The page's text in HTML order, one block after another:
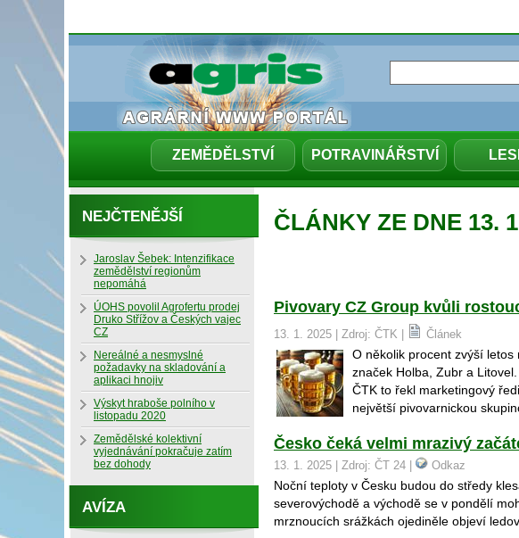
ZEMĚDĚLSTVÍ POTRAVINÁŘSTVÍ
ČLÁNKY ZE DNE 13.
Pivovary CZ Group kvůli
13. 1. 2025 | Zdroj: ČTK | Článek
O několik procent zvýší
značek Holba, Zubr a
ČTK to řekl marketingový
největší pivovarnickou
Česko čeká velmi mrazivý
13. 1. 2025 | Zdroj: ČT 24 | Odkaz
Noční teploty v Česku budou do středy
severovýchodě a východě se v pondělí
mrznoucích srážkách ojediněle objeví
NEJČTENĚJŠÍ
Jaroslav Šebek: Intenzifikace
zemědělství regionům
nepomáhá
ÚOHS povolil Agrofertu prodej
Druko Střížov a Českých vajec
CZ
Nereálné a nesmyslné
požadavky na skladování a
aplikaci hnojiv
Výskyt hraboše polního v
listopadu 2020
Zemědělské kolektivní
vyjednávání pokračuje zatím
bez dohody
AVÍZA